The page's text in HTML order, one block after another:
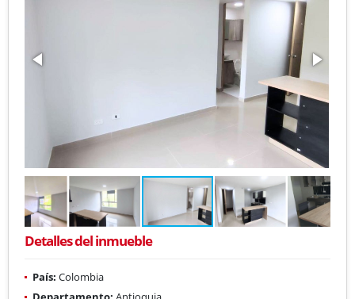
Detalles del inmueble
País: Colombia